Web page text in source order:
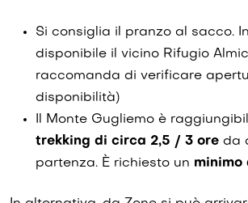
Si consiglia il pranzo al sacco.
disponibile il vicino Rifugio
raccomanda di verificare
disponibilità)
Il Monte Gugliemo è
trekking di circa 2,5 / 3 ore da
partenza. È richiesto un minimo